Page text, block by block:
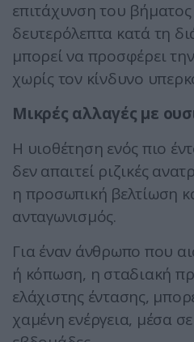
επιτάχυνση του βήματος
δευτερόλεπτα κατά τη
μπορεί να προσφέρει
χωρίς τον κίνδυνο
Μικρές αλλαγές με
Η υιοθέτηση ενός πιο
δεν απαιτεί ριζικές
η προσωπική βελτίωση
ανταγωνισμός.
Για έναν άνθρωπο που
ή κόπωση, η σταδιακή
ελάχιστης έντασης,
χαμένη ενέργεια, μέσα σε